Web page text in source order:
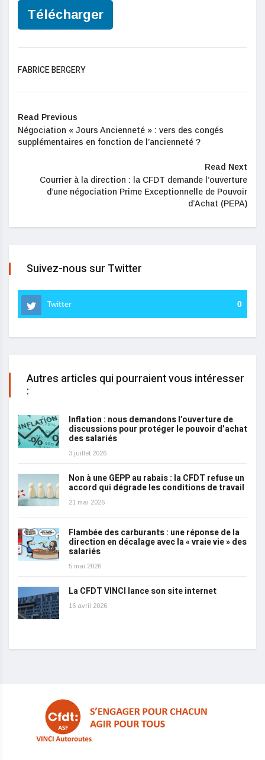
Télécharger
FABRICE BERGERY
Read Previous
Négociation « Jours Ancienneté » : vers des congés
supplémentaires en fonction de l’ancienneté ?
Read Next
Courrier à la direction : la CFDT demande l’ouverture
d’une négociation Prime Exceptionnelle de Pouvoir
d’Achat (PEPA)
Suivez-nous sur Twitter
Twitter 0
Autres articles qui pourraient vous intéresser
:
Inflation : nous demandons l’ouverture de
discussions pour protéger le pouvoir d’achat
des salariés
3 juillet 2026
Non à une GEPP au rabais : la CFDT refuse un
accord qui dégrade les conditions de travail
21 mai 2026
Flambée des carburants : une réponse de la
direction en décalage avec la « vraie vie » des
salariés
5 mai 2026
La CFDT VINCI lance son site internet
16 avril 2026